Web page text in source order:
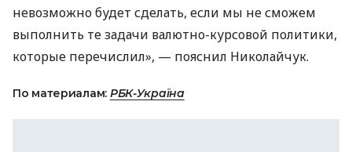
невозможно будет сделать, если мы не сможем
выполнить те задачи валютно-курсовой политики,
которые перечислил», — пояснил Николайчук.
По материалам: РБК-Україна